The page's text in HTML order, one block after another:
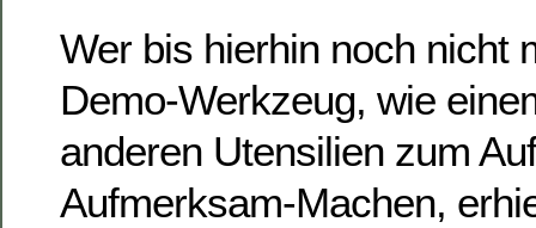
Wer bis hierhin noch nicht
Demo-Werkzeug, wie
anderen Utensilien zum
Aufmerksam-Machen,